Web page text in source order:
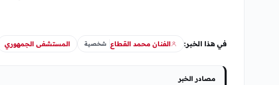
في هذا الخبر: الفنان محمد القطاع شخصية المستشفى الجمهوري
مصادر الخبر